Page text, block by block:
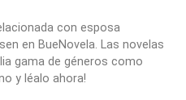
con esposa
en BueNovela. Las novelas
gama de géneros como
y léalo ahora!